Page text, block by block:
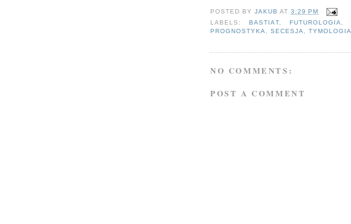
POSTED BYJAKUB AT3:29 PM
LABELS:BASTIAT, FUTUROLOGIA
PROGNOSTYKA
,SECESJA ,TYMOLOGIA
NO COMMENTS:
POST A COMMENT